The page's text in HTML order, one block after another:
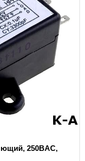
250ВAC,